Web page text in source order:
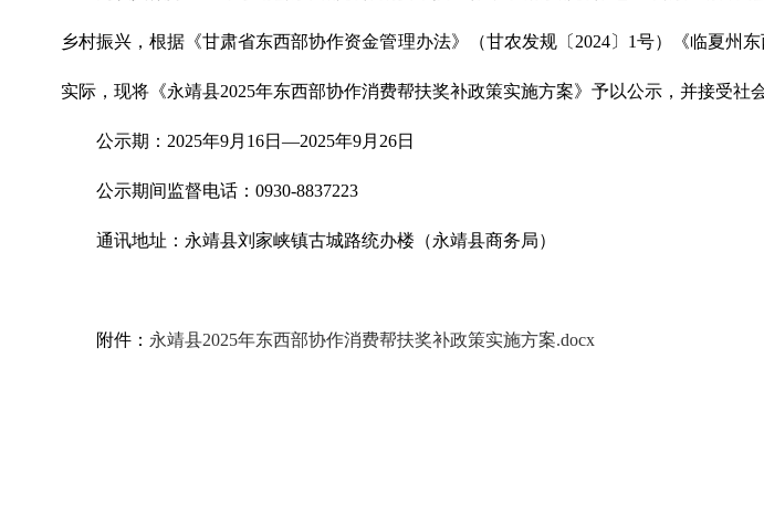
乡村振兴，根据《甘肃省东西部协作资金管理办法》（甘农发规〔2024〕1号）《临夏州
实际，现将《永靖县2025年东西部协作消费帮扶奖补政策实施方案》予以公示，并接受社会
公示期：2025年9月16日—2025年9月26日
公示期间监督电话：0930-8837223
通讯地址：永靖县刘家峡镇古城路统办楼（永靖县商务局）
附件： 永靖县2025年东西部协作消费帮扶奖补政策实施方案.docx